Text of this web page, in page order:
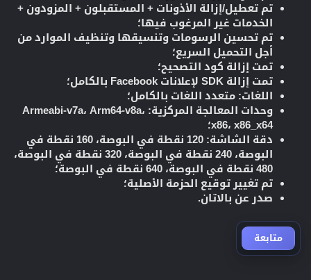
تم تعطيل/إزالة الأذونات + المستقبلون + المزودون +
الخدمات غير المرغوب فيها؛
تم تحسين الرسومات وتنسيقها وتنظيف الموارد من
أجل التحميل السريع؛
تمت إزالة كود التصحيح؛
تمت إزالة SDK لإعلانات Facebook بالكامل؛
اللغات: متعدد اللغات بالكامل؛
وحدات المعالجة المركزية: Armeabi-v7a، Arm64-v8a،
x86، x86_x64؛
دقة الشاشة: 120 نقطة في البوصة، 160 نقطة في
البوصة، 240 نقطة في البوصة، 320 نقطة في البوصة،
480 نقطة في البوصة، 640 نقطة في البوصة؛
تم تغيير توقيع الحزمة الأصلية؛
صدر عن بالاتان.
متابعة